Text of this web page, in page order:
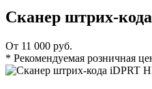
Сканер штрих-
От 11 000 руб.
* Рекомендуемая розничная